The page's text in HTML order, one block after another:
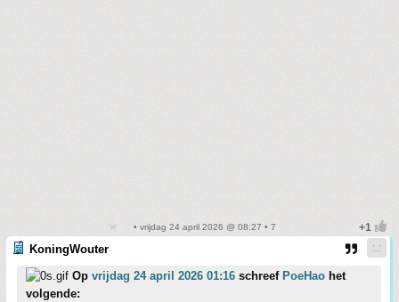
• vrijdag 24 april 2026 @ 08:27 • 7
KoningWouter
Op vrijdag 24 april 2026 01:16 schreef PoeHao het
volgende: